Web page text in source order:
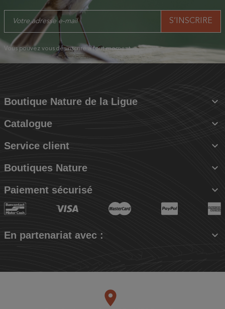
Vous pouvez vous désinscrire à tout moment.
Boutique Nature de la Ligue 
Catalogue 
Service client 
Boutiques Nature 
Paiement sécurisé 
En partenariat avec : 
place